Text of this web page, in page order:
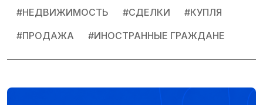
#НЕДВИЖИМОСТЬ #СДЕЛКИ #КУПЛЯ
#ПРОДАЖА #ИНОСТРАННЫЕ ГРАЖДАНЕ